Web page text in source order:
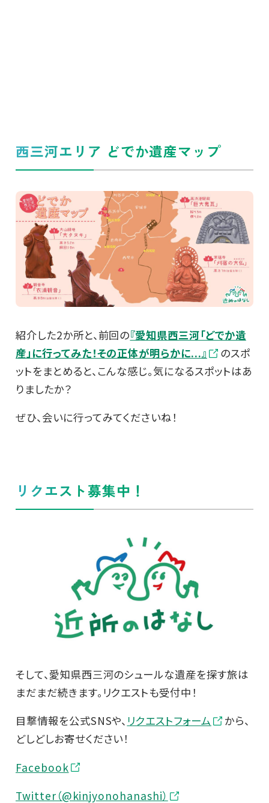
西三河エリア どでか遺産マップ
紹介した2か所と、前回の『愛知県西三河「どでか遺
産」に行ってみた！その正体が明らかに...』
のスポ
ットをまとめると、こんな感じ。気になるスポットはあ
りましたか？
ぜひ、会いに行ってみてくださいね！
リクエスト募集中！
そして、愛知県西三河のシュールな遺産を探す旅は
まだまだ続きます。リクエストも受付中！
目撃情報を公式SNSや、 リクエストフォーム
から、
どしどしお寄せください！
Facebook
Twitter（@kinjyonohanashi）